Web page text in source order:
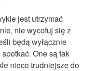
jest utrzymać
nie wycofuj się z
będą wyłącznie
One są tak
nieco trudniejsze do